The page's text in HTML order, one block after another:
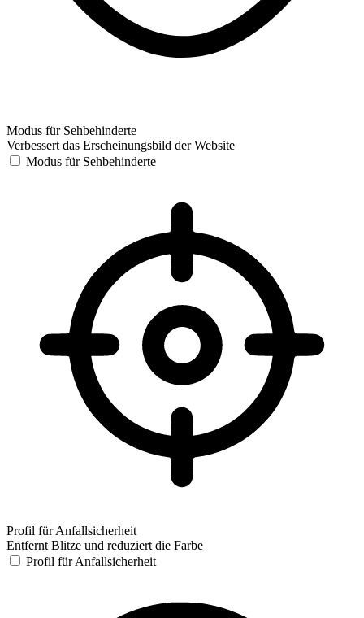
Modus für Sehbehinderte
Verbessert das Erscheinungsbild der Website
Modus für Sehbehinderte
Profil für Anfallsicherheit
Entfernt Blitze und reduziert die Farbe
Profil für Anfallsicherheit